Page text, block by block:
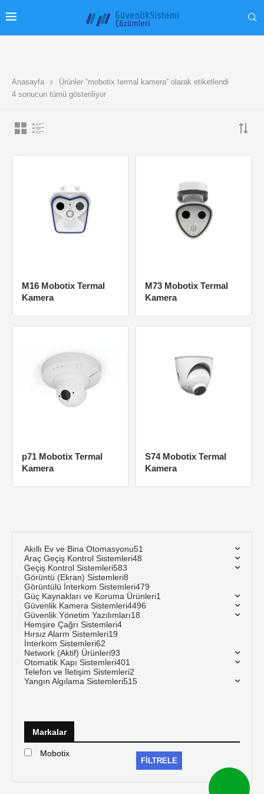
Anasayfa
Ürünler “mobotix termal kamera” olarak etiketlendi
4 sonucun tümü gösteriliyor
M16 Mobotix Termal
Kamera
M73 Mobotix Termal
Kamera
p71 Mobotix Termal
Kamera
S74 Mobotix Termal
Kamera
Akıllı Ev ve Bina Otomasyonu51
Araç Geçiş Kontrol Sistemleri48
Geçiş Kontrol Sistemleri583
Görüntü (Ekran) Sistemleri8
Görüntülü İnterkom Sistemleri479
Güç Kaynakları ve Koruma Ürünleri1
Güvenlik Kamera Sistemleri4496
Güvenlik Yönetim Yazılımları18
Hemşire Çağrı Sistemleri4
Hırsız Alarm Sistemleri19
İnterkom Sistemleri62
Network (Aktif) Ürünleri93
Otomatik Kapı Sistemleri401
Telefon ve İletişim Sistemleri2
Yangın Algılama Sistemleri515
Markalar
Mobotix
FILTRELE